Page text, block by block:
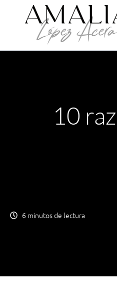
contenido
10
6 minutos de lectura